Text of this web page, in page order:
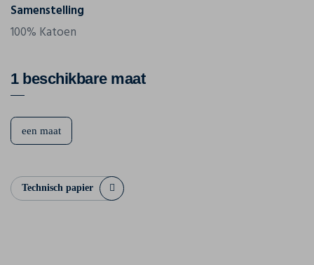
Samenstelling
100% Katoen
1 beschikbare maat
een maat
Technisch papier